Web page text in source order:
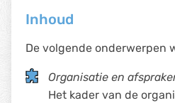
Inhoud
De volgende onderwerpen
Organisatie en
Het kader van de